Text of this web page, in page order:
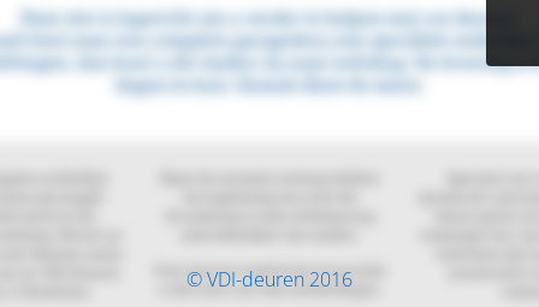
© VDI-deuren 2016